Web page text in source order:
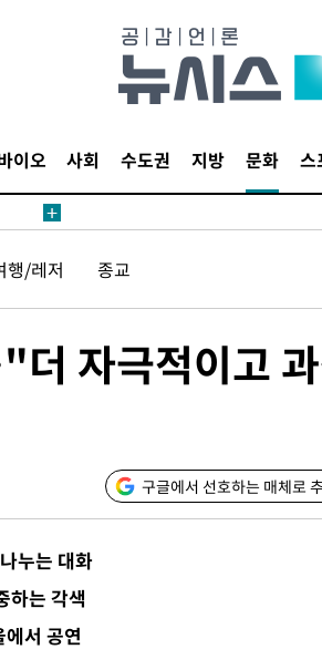
이오 사회 수도권 지방 문화 스
것"
]
"
·한
정청
행/레저 종교
자극적이고
구글에서 선호하는 매체로
누는 대화
하는 각색
서 공연